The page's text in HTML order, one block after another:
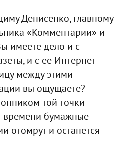
Денисенко, главному
«Комментарии» и
имеете дело и с
и с ее Интернет-
между этими
вы ощущаете?
той точки
времени бумажные
отомрут и останется